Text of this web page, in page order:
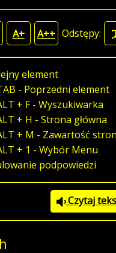
A+ A++ Odstępy:
element
- Poprzedni element
+ F - Wyszukiwarka
+ H - Strona główna
+ M - Zawartość
+ 1 - Wybór Menu
podpowiedzi
Czytaj